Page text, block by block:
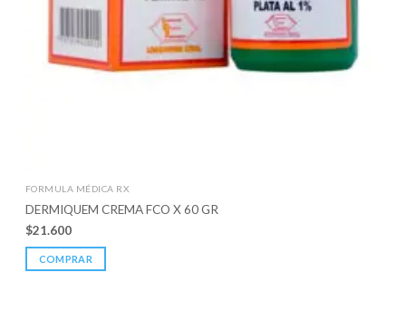
FORMULA MÉDICA RX
DERMIQUEM CREMA FCO X 60 GR
$21.600
COMPRAR